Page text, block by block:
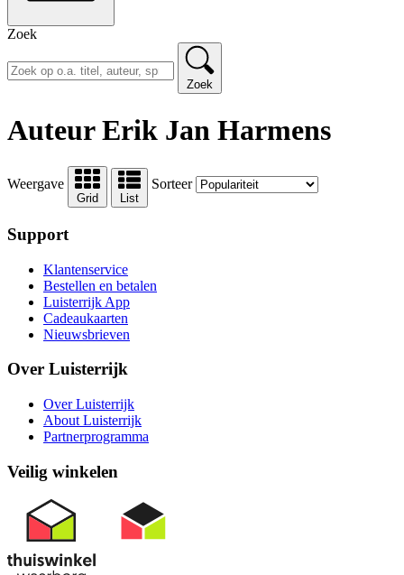
Zoek
Zoek
Auteur Erik Jan Harmens
Weergave
Grid List
Sorteer
Support
Klantenservice
Bestellen en betalen
Luisterrijk App
Cadeaukaarten
Nieuwsbrieven
Over Luisterrijk
Over Luisterrijk
About Luisterrijk
Partnerprogramma
Veilig winkelen